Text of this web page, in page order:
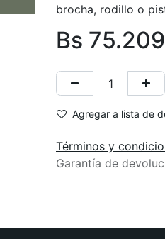
brocha, rodillo o
Bs
Agregar a lista de
Términos y
Garantía de